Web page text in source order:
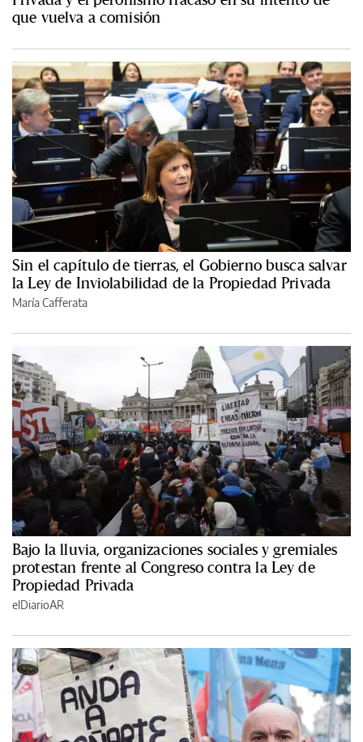
que vuelva a comisión
Sin el capítulo de tierras, el Gobierno busca salvar
la Ley de Inviolabilidad de la Propiedad Privada
María Cafferata
Bajo la lluvia, organizaciones sociales y gremiales
protestan frente al Congreso contra la Ley de
Propiedad Privada
elDiarioAR